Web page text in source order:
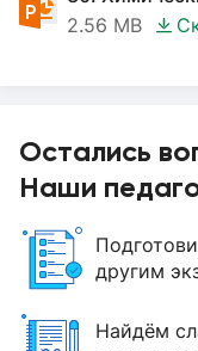
2.56 MB
Остались
Наши
другим
Найдём